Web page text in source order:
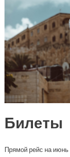
Билеты
Прямой рейс на